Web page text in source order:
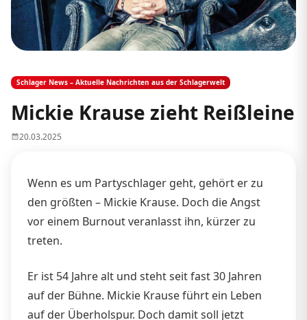
Schlager News – Aktuelle Nachrichten aus der Schlagerwelt
Mickie Krause zieht Reißleine
20.03.2025
Wenn es um Partyschlager geht, gehört er zu
den größten – Mickie Krause. Doch die Angst
vor einem Burnout veranlasst ihn, kürzer zu
treten.
Er ist 54 Jahre alt und steht seit fast 30 Jahren
auf der Bühne. Mickie Krause führt ein Leben
auf der Überholspur. Doch damit soll jetzt